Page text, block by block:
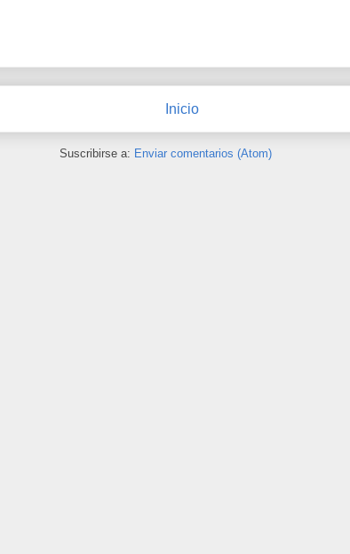
Inicio
Suscribirse a: Enviar comentarios (Atom)